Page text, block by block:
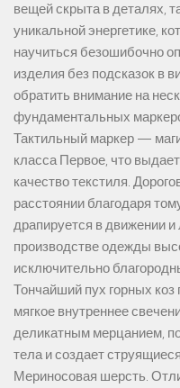
вещей скрыта в деталях,
уникальной энергетике,
научиться безошибочно
изделия без подсказок в
обратить внимание на
фундаментальных
Тактильный маркер —
класса Первое, что
качество текстиля.
расстоянии благодаря
драпируется в движении
производстве одежды
исключительно
Тончайший пух горных коз
мягкое внутреннее
деликатным мерцанием,
тела и создает
Мериносовая шерсть.